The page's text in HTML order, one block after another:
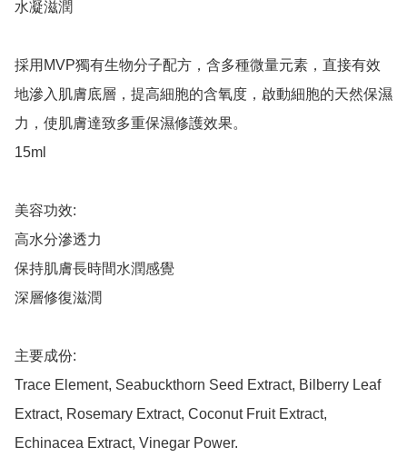
水凝滋潤
採用MVP獨有生物分子配方，含多種微量元素，直接有效
地滲入肌膚底層，提高細胞的含氧度，啟動細胞的天然保濕
力，使肌膚達致多重保濕修護效果。
15ml
美容功效:
高水分滲透力
保持肌膚長時間水潤感覺
深層修復滋潤
主要成份:
Trace Element, Seabuckthorn Seed Extract, Bilberry Leaf
Extract, Rosemary Extract, Coconut Fruit Extract,
Echinacea Extract, Vinegar Power.